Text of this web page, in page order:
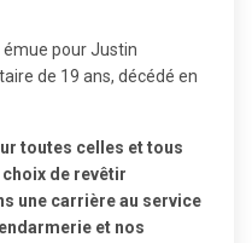
émue pour Justin
de 19 ans, décédé en
toutes celles et tous
de revêtir
une carrière au service
et nos